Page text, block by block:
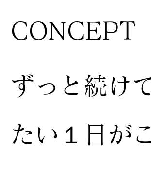
CONCEPT
ずっと続け
たい１日が